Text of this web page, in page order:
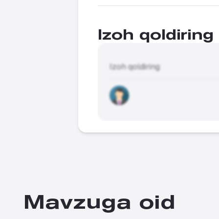
Izoh qoldiring
Izoh qoldiring
Mavzuga oid